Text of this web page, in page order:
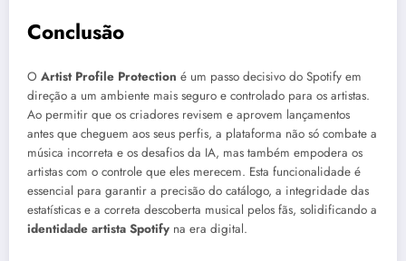
Conclusão
O Artist Profile Protection é um passo decisivo do Spotify em
direção a um ambiente mais seguro e controlado para os artistas.
Ao permitir que os criadores revisem e aprovem lançamentos
antes que cheguem aos seus perfis, a plataforma não só combate a
música incorreta e os desafios da IA, mas também empodera os
artistas com o controle que eles merecem. Esta funcionalidade é
essencial para garantir a precisão do catálogo, a integridade das
estatísticas e a correta descoberta musical pelos fãs, solidificando a
identidade artista Spotify na era digital.